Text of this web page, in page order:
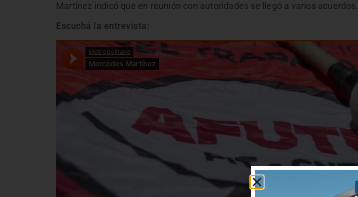
Martínez indicó que en reunión con autoridades se llegó a varios acuerdos.
Escuchá la entrevista: